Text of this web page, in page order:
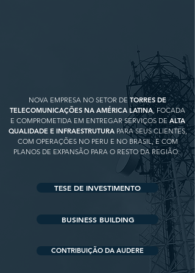
NOVA EMPRESA NO SETOR DETORRES DE
TELECOMUNICAÇÕES NA AMÉRICA LATINA, FOCADA
E COMPROMETIDA EM ENTREGAR SERVIÇOS DEALTA
QUALIDADE E INFRAESTRUTURAPARA SEUS CLIENTES,
COM OPERAÇÕES NO PERU E NO BRASIL, E COM
PLANOS DE EXPANSÃO PARA O RESTO DA REGIÃO.
TESE DE INVESTIMENTO
BUSINESS BUILDING
CONTRIBUIÇÃO DA AUDERE